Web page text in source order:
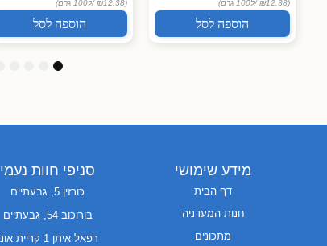
(₪12.38 / ל100 גרם)
הוספה לסל
(₪12.38 / ל100 גרם)
הוספה לסל
מידע שימושי
דף הבית
חנות המעדניה
מתכונים
סניפי חוות נעמי
כורזין 5, גבעתיים
בורוכוב 54, גבעתיים
רפאל איתן 1 קריית אונו